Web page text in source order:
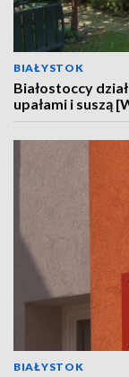
BIAŁYSTOK
Białostoccy
upałami i suszą
BIAŁYSTOK